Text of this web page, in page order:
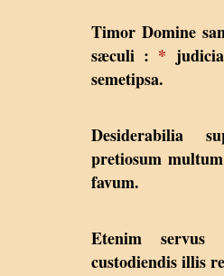
Timor Domine
sæculi : *
semetipsa.
Desiderabilia
pretiosum
favum.
Etenim
custodiendis illis